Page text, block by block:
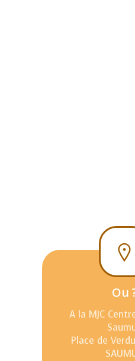
Ou
A la MJC
Place de